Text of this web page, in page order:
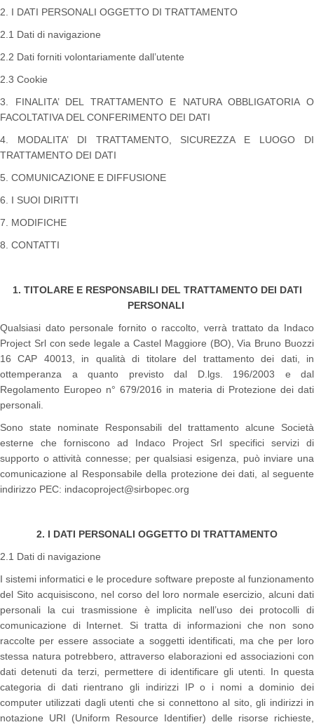
2. I DATI PERSONALI OGGETTO DI TRATTAMENTO
2.1 Dati di navigazione
2.2 Dati forniti volontariamente dall’utente
2.3 Cookie
3. FINALITA’ DEL TRATTAMENTO E NATURA OBBLIGATORIA O
FACOLTATIVA DEL CONFERIMENTO DEI DATI
4. MODALITA’ DI TRATTAMENTO, SICUREZZA E LUOGO DI
TRATTAMENTO DEI DATI
5. COMUNICAZIONE E DIFFUSIONE
6. I SUOI DIRITTI
7. MODIFICHE
8. CONTATTI
1. TITOLARE E RESPONSABILI DEL TRATTAMENTO DEI DATI
PERSONALI
Qualsiasi dato personale fornito o raccolto, verrà trattato da Indaco
Project Srl con sede legale a Castel Maggiore (BO), Via Bruno Buozzi
16 CAP 40013, in qualità di titolare del trattamento dei dati, in
ottemperanza a quanto previsto dal D.lgs. 196/2003 e dal
Regolamento Europeo n° 679/2016 in materia di Protezione dei dati
personali.
Sono state nominate Responsabili del trattamento alcune Società
esterne che forniscono ad Indaco Project Srl specifici servizi di
supporto o attività connesse; per qualsiasi esigenza, può inviare una
comunicazione al Responsabile della protezione dei dati, al seguente
indirizzo PEC: indacoproject@sirbopec.org
2. I DATI PERSONALI OGGETTO DI TRATTAMENTO
2.1 Dati di navigazione
I sistemi informatici e le procedure software preposte al funzionamento
del Sito acquisiscono, nel corso del loro normale esercizio, alcuni dati
personali la cui trasmissione è implicita nell’uso dei protocolli di
comunicazione di Internet. Si tratta di informazioni che non sono
raccolte per essere associate a soggetti identificati, ma che per loro
stessa natura potrebbero, attraverso elaborazioni ed associazioni con
dati detenuti da terzi, permettere di identificare gli utenti. In questa
categoria di dati rientrano gli indirizzi IP o i nomi a dominio dei
computer utilizzati dagli utenti che si connettono al sito, gli indirizzi in
notazione URI (Uniform Resource Identifier) delle risorse richieste,